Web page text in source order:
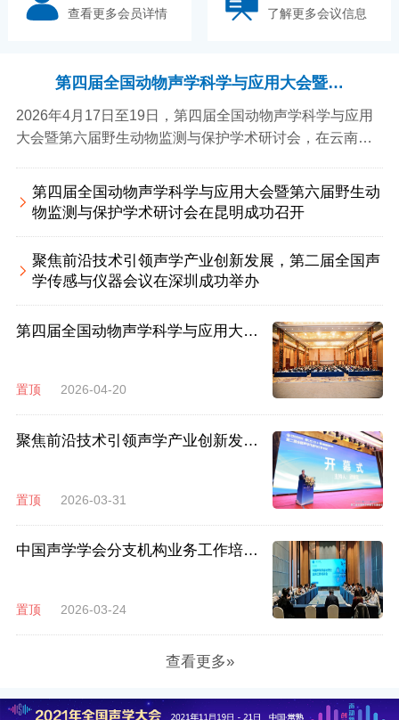
查看更多会员详情 了解更多会议信息
第四届全国动物声学科学与应用大会暨第
六届野生动物监测与保护学术研讨会在昆
明成功召开
2026年4月17日至19日，第四届全国动物声学科学与应用
大会暨第六届野生动物监测与保护学术研讨会，在云南昆
第四届全国动物声学科学与应用大会暨第六届野生动
物监测与保护学术研讨会在昆明成功召开
聚焦前沿技术引领声学产业创新发展，第二届全国声
学传感与仪器会议在深圳成功举办
第四届全国动物声学科学与应用大会
讨会在昆明成功召开
置顶 2026-04-20
聚焦前沿技术引领声学产业创新发
在深圳成功举办
置顶 2026-03-31
中国声学学会分支机构业务工作培训
置顶 2026-03-24
查看更多»